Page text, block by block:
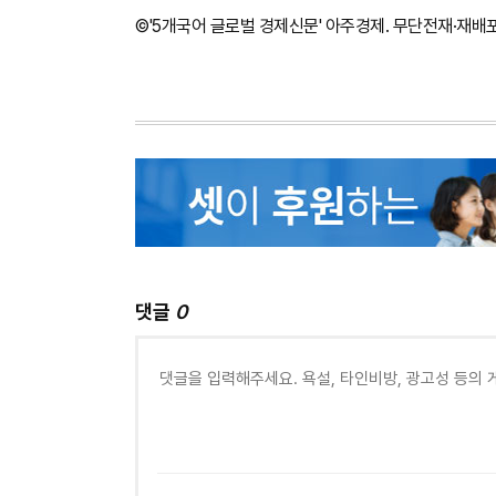
©'5개국어 글로벌 경제신문' 아주경제. 무단전재·재배
댓글 0